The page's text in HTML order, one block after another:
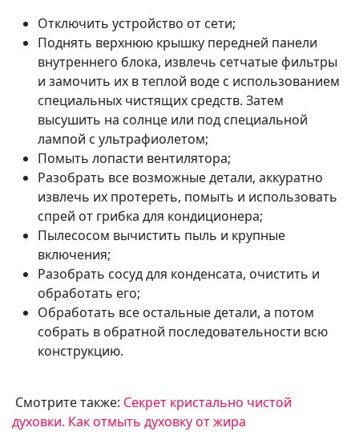
Отключить устройство от сети;
Поднять верхнюю крышку передней панели
внутреннего блока, извлечь сетчатые фильтры
и замочить их в теплой воде с использованием
специальных чистящих средств. Затем
высушить на солнце или под специальной
лампой с ультрафиолетом;
Помыть лопасти вентилятора;
Разобрать все возможные детали, аккуратно
извлечь их протереть, помыть и использовать
спрей от грибка для кондиционера;
Пылесосом вычистить пыль и крупные
включения;
Разобрать сосуд для конденсата, очистить и
обработать его;
Обработать все остальные детали, а потом
собрать в обратной последовательности всю
конструкцию.
Смотрите также: Секрет кристально чистой
духовки. Как отмыть духовку от жира